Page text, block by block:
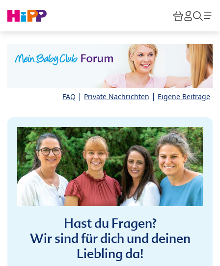
HiPP
FAQ | Private Nachrichten | Eigene Beiträge
Hast du Fragen?
Wir sind für dich und deinen
Liebling da!